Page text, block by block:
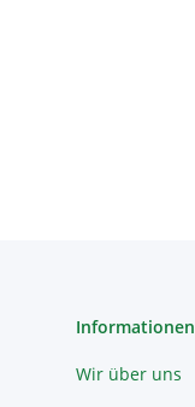
Informationen
Wir über uns